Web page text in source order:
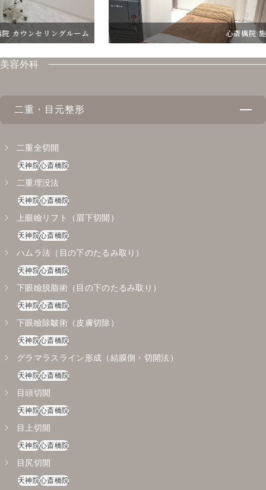
リングルーム 心斎橋院 施術室
美容外科
二重・目元整形
二重全切開
天神院心斎橋院
二重埋没法
天神院心斎橋院
上眼瞼リフト（眉下切開）
天神院心斎橋院
ハムラ法（目の下のたるみ取り）
天神院心斎橋院
下眼瞼脱脂術（目の下のたるみ取り）
天神院心斎橋院
下眼瞼除皺術（皮膚切除）
天神院心斎橋院
グラマラスライン形成（結膜側・切開法）
天神院心斎橋院
目頭切開
天神院心斎橋院
目上切開
天神院心斎橋院
目尻切開
天神院心斎橋院